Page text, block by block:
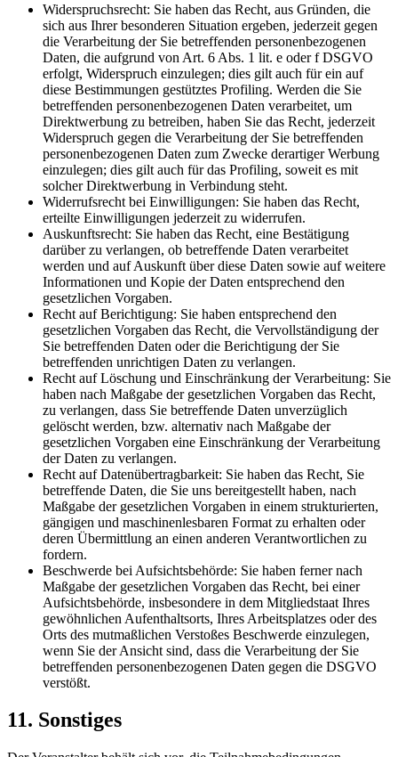
Widerspruchsrecht: Sie haben das Recht, aus Gründen, die
sich aus Ihrer besonderen Situation ergeben, jederzeit gegen
die Verarbeitung der Sie betreffenden personenbezogenen
Daten, die aufgrund von Art. 6 Abs. 1 lit. e oder f DSGVO
erfolgt, Widerspruch einzulegen; dies gilt auch für ein auf
diese Bestimmungen gestütztes Profiling. Werden die Sie
betreffenden personenbezogenen Daten verarbeitet, um
Direktwerbung zu betreiben, haben Sie das Recht, jederzeit
Widerspruch gegen die Verarbeitung der Sie betreffenden
personenbezogenen Daten zum Zwecke derartiger Werbung
einzulegen; dies gilt auch für das Profiling, soweit es mit
solcher Direktwerbung in Verbindung steht.
Widerrufsrecht bei Einwilligungen: Sie haben das Recht,
erteilte Einwilligungen jederzeit zu widerrufen.
Auskunftsrecht: Sie haben das Recht, eine Bestätigung
darüber zu verlangen, ob betreffende Daten verarbeitet
werden und auf Auskunft über diese Daten sowie auf weitere
Informationen und Kopie der Daten entsprechend den
gesetzlichen Vorgaben.
Recht auf Berichtigung: Sie haben entsprechend den
gesetzlichen Vorgaben das Recht, die Vervollständigung der
Sie betreffenden Daten oder die Berichtigung der Sie
betreffenden unrichtigen Daten zu verlangen.
Recht auf Löschung und Einschränkung der Verarbeitung: Sie
haben nach Maßgabe der gesetzlichen Vorgaben das Recht,
zu verlangen, dass Sie betreffende Daten unverzüglich
gelöscht werden, bzw. alternativ nach Maßgabe der
gesetzlichen Vorgaben eine Einschränkung der Verarbeitung
der Daten zu verlangen.
Recht auf Datenübertragbarkeit: Sie haben das Recht, Sie
betreffende Daten, die Sie uns bereitgestellt haben, nach
Maßgabe der gesetzlichen Vorgaben in einem strukturierten,
gängigen und maschinenlesbaren Format zu erhalten oder
deren Übermittlung an einen anderen Verantwortlichen zu
fordern.
Beschwerde bei Aufsichtsbehörde: Sie haben ferner nach
Maßgabe der gesetzlichen Vorgaben das Recht, bei einer
Aufsichtsbehörde, insbesondere in dem Mitgliedstaat Ihres
gewöhnlichen Aufenthaltsorts, Ihres Arbeitsplatzes oder des
Orts des mutmaßlichen Verstoßes Beschwerde einzulegen,
wenn Sie der Ansicht sind, dass die Verarbeitung der Sie
betreffenden personenbezogenen Daten gegen die DSGVO
verstößt.
11. Sonstiges